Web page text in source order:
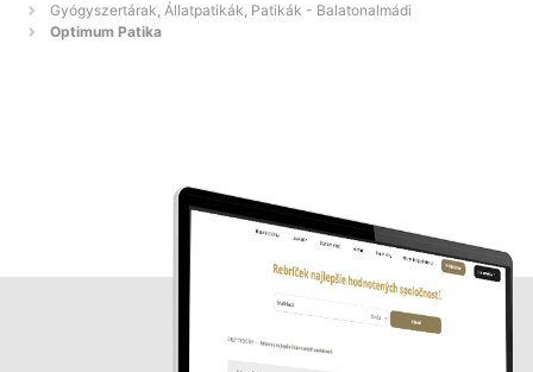
Gyógyszertárak, Állatpatikák, Patikák - Balatonalmádi
Optimum Patika